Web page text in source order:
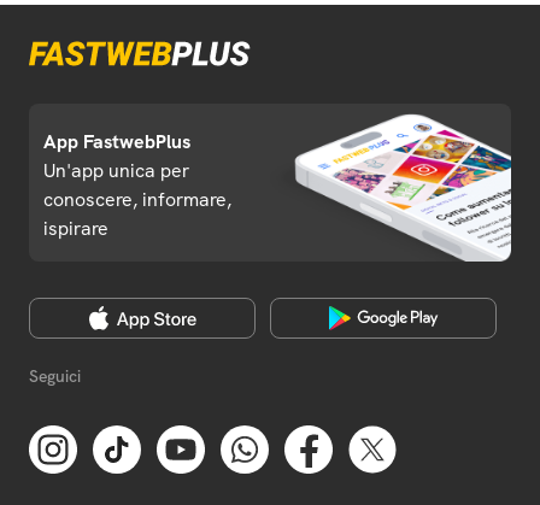
App FastwebPlus
Un'app unica per
conoscere, informare,
ispirare
Seguici